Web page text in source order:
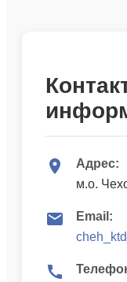
Адрес:
м.о.
Email: